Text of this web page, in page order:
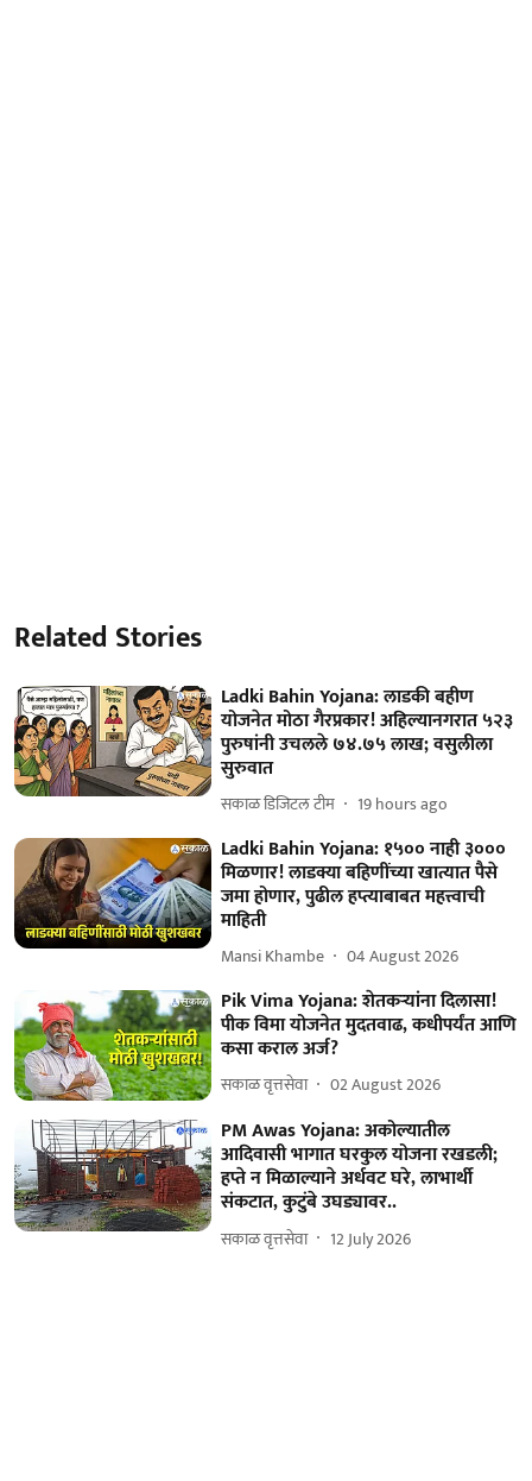
Related Stories
Ladki Bahin Yojana: लाडकी बहीण
योजनेत मोठा गैरप्रकार! अहिल्यानगरात ५२३
पुरुषांनी उचलले ७४.७५ लाख; वसुलीला
सुरुवात
सकाळ डिजिटल टीम 19 hours ago
Ladki Bahin Yojana: १५०० नाही ३०००
मिळणार! लाडक्या बहिणींच्या खात्यात पैसे
जमा होणार, पुढील हप्त्याबाबत महत्त्वाची
माहिती
Mansi Khambe 04 August 2026
Pik Vima Yojana: शेतकऱ्यांना दिलासा!
पीक विमा योजनेत मुदतवाढ, कधीपर्यंत आणि
कसा कराल अर्ज?
सकाळ वृत्तसेवा 02 August 2026
PM Awas Yojana: अकोल्यातील
आदिवासी भागात घरकुल योजना रखडली;
हप्ते न मिळाल्याने अर्धवट घरे, लाभार्थी
संकटात, कुटुंबे उघड्यावर..
सकाळ वृत्तसेवा 12 July 2026